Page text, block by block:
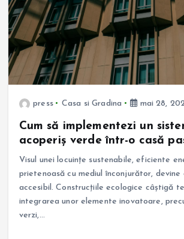
press Casa si Gradina mai 28,
Cum să implementezi un
acoperiș verde într-o casă
Visul unei locuințe sustenabile, eficiente
prietenoasă cu mediul înconjurător, devine
accesibil. Construcțiile ecologice câștigă
integrarea unor elemente inovatoare,
verzi,…